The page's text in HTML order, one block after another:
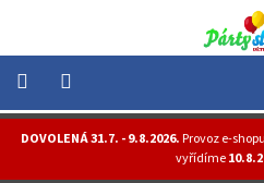
obsah
DOVOLENÁ 31.7. - 9.8.2026.Provoz e-shopu
vyřídíme
NOVINKY